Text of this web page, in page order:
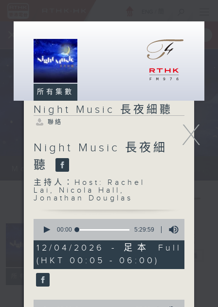
一手掌握 RTHK 電台、電視節目
Monday - Sunday 星期一至日 12am...
所有集數
Night Music
長夜細聽
X
所有集數
Night Music 長夜細聽
聯絡
Night Music 長夜細
聽
主持人：Host: Rachel
Lai, Nicola Hall,
Jonathan Douglas
seconds
5
hours,
29
minutes,
59
seconds
00:00 5:29:59
12/04/2026 - 足本 Full
(HKT 00:05 - 06:00)